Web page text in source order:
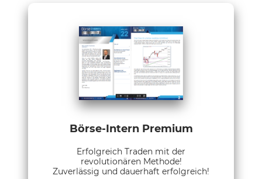
Börse-Intern Premium
Erfolgreich Traden mit der
revolutionären Methode!
Zuverlässig und dauerhaft erfolgreich!